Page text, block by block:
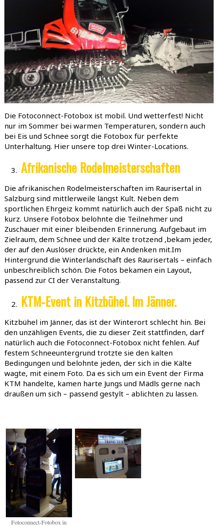
Die Fotoconnect-Fotobox ist mobil. Und wetterfest! Nicht
nur im Sommer bei warmen Temperaturen, sondern auch
bei Eis und Schnee sorgt die Fotobox für perfekte
Unterhaltung. Hier unsere top drei Winter-Locations.
Afrikanische Rodelmeisterschaften
Die afrikanischen Rodelmeisterschaften im Raurisertal in
Salzburg sind mittlerweile längst Kult. Neben dem
sportlichen Ehrgeiz kommt natürlich auch der Spaß nicht zu
kurz. Unsere Fotobox belohnte die Teilnehmer und
Zuschauer mit einer bleibenden Erinnerung. Aufgebaut im
Zielraum, dem Schnee und der Kälte trotzend ,bekam jeder,
der auf den Auslöser drückte, ein Andenken mit.Im
Hintergrund die Winterlandschaft des Raurisertals – einfach
unbeschreiblich schön. Die Fotos bekamen ein Layout,
passend zur CI der Veranstaltung.
KTM-Event in Kitzbühel. Im Jänner.
Kitzbühel im Jänner, das ist der Winterort schlecht hin. Bei
den unzähligen Events, die zu dieser Zeit stattfinden, darf
natürlich auch die Fotoconnect-Fotobox nicht fehlen. Auf
festem Schneeuntergrund trotzte sie den kalten
Bedingungen und belohnte jeden, der sich in die Kälte
wagte, mit einem Foto. Da es sich um ein Event der Firma
KTM handelte, kamen harte Jungs und Mädls gerne nach
draußen um sich – passend gestylt – ablichten zu lassen.
Fotoconnect-Fotobox in